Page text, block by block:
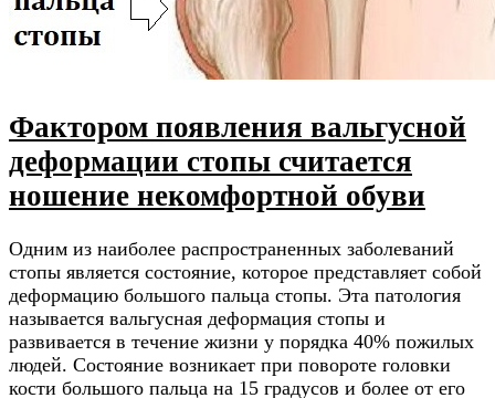
Фактором появления вальгусной
деформации стопы считается
ношение некомфортной обуви
Одним из наиболее распространенных заболеваний
стопы является состояние, которое представляет собой
деформацию большого пальца стопы. Эта патология
называется вальгусная деформация стопы и
развивается в течение жизни у порядка 40% пожилых
людей. Состояние возникает при повороте головки
кости большого пальца на 15 градусов и более от его